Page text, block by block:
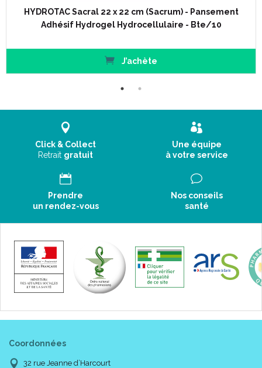
HYDROTAC Sacral 22 x 22 cm (Sacrum) - Pansement
Adhésif Hydrogel Hydrocellulaire - Bte/10
J’achète
Click & Collect
Retrait gratuit
Une équipe
à votre service
Prendre
un rendez-vous
Nos conseils
santé
Coordonnées
32 rue Jeanne d’Harcourt